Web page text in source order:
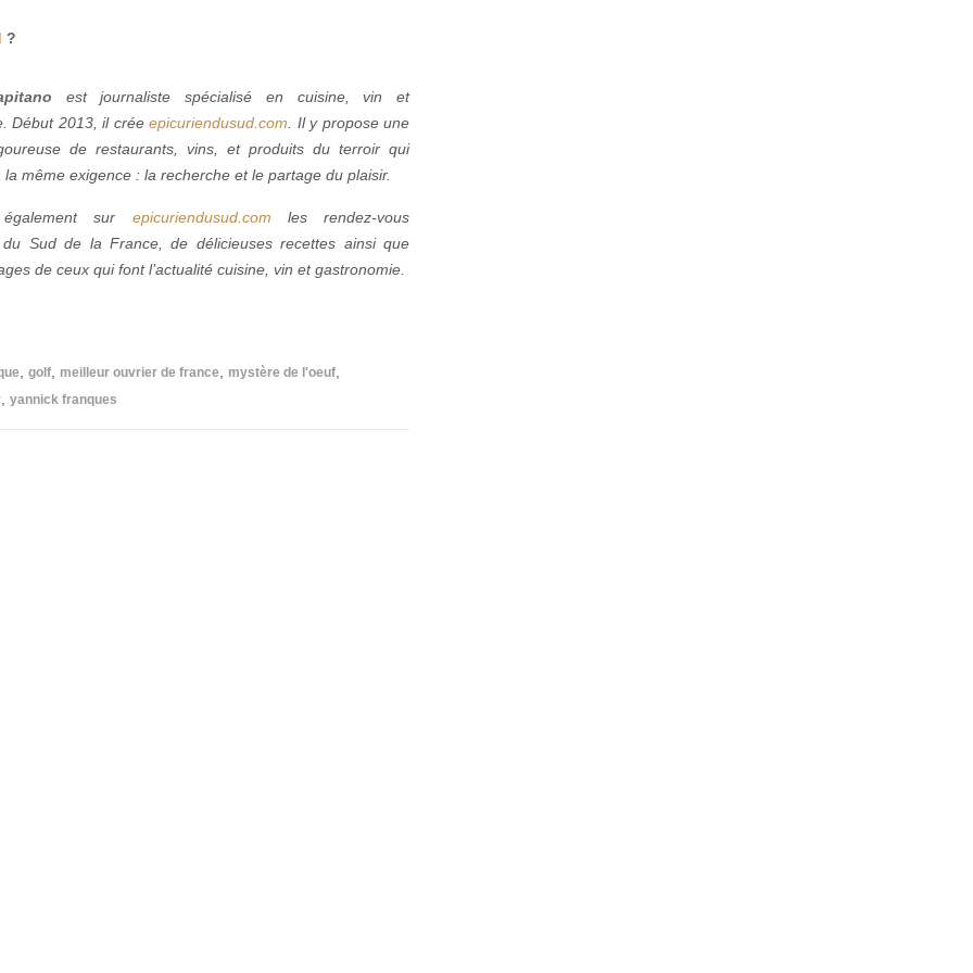
?
est journaliste spécialisé en cuisine, vin et
Début 2013, il créeepicuriendusud.com . Il y propose une
de restaurants, vins, et produits du terroir qui
même exigence : la recherche et le partage du plaisir.
également sur epicuriendusud.com les rendez-vous
du Sud de la France, de délicieuses recettes ainsi que
de ceux qui font l’actualité cuisine, vin et gastronomie.
golf meilleur ouvrier de france mystère de l'oeuf
yannick franques